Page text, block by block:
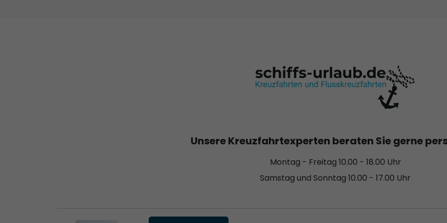
Unsere Kreuzfahrtexperten beraten Sie gerne
Montag - Freitag 10.00 - 18.00 Uhr
Samstag und Sonntag 10.00 - 17.00 Uhr